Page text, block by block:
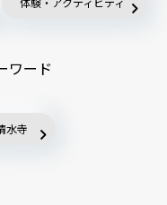
ワード
水寺